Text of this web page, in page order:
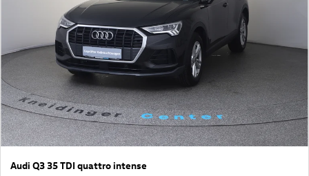
Audi Q3 35 TDI quattro intense